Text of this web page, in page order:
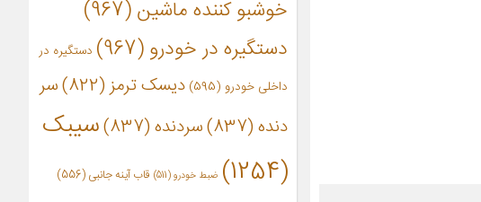
خوشبو کننده ماشین(967)
دستگیره در خودرو(967)
دستگیره در
داخلی خودرو (595) دیسک ترمز(822)
سر
دنده(837) سردنده(837)
سیبک
(1254)
ضبط خودرو(511) قاب آینه جانبی (556)